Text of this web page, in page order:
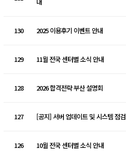
130 2025 이용후기 이벤트 안내
129 11월 전국 센터별 소식 안내
128 2026 합격전략 부산 설명회
127 [공지] 서버 업데이트 및 시스템 점검
126 10월 전국 센터별 소식 안내